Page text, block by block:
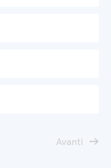
Avanti